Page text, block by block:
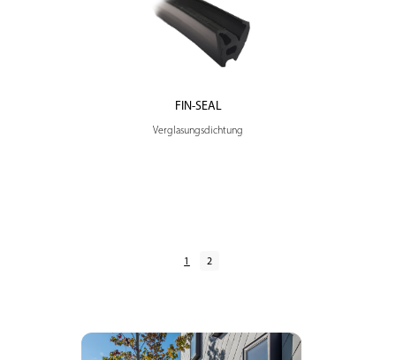
FIN-SEAL
Verglasungsdichtung
1 2